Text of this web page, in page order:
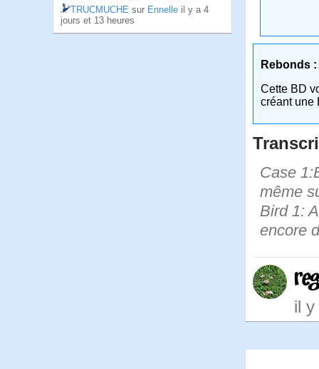
TRUCMUCHE sur Ennelle il y a 4
jours et 13 heures
Rebonds :
Cette BD
créant une
Case
même
Bird 1:
encore
il